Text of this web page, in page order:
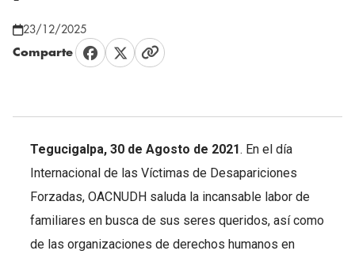
23/12/2025
Comparte
Tegucigalpa, 30 de Agosto de 2021. En el día
Internacional de las Víctimas de Desapariciones
Forzadas, OACNUDH saluda la incansable labor de
familiares en busca de sus seres queridos, así como
de las organizaciones de derechos humanos en